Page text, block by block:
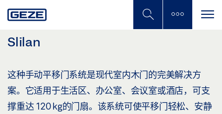
to
content
Slilan
这种手动平移门系统是现代室内木门的完美解决方
案。它适用于生活区、办公室、会议室或酒店，可支
撑重达 120 kg的门扇。该系统可使平移门轻松、安静